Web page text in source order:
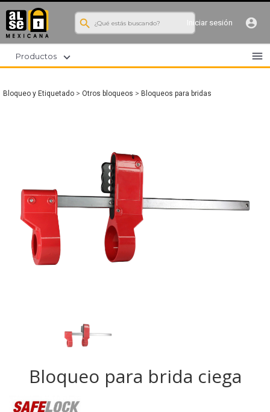
search Iniciar sesión account_circle
menu
Productos expand_more
Bloqueo y Etiquetado > Otros bloqueos > Bloqueos para bridas
Bloqueo para brida ciega